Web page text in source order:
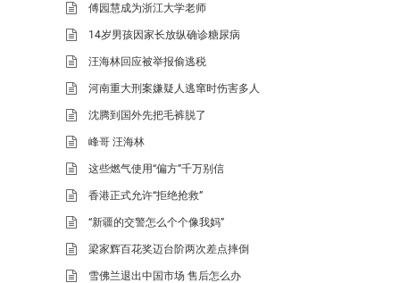
傅园慧成为浙江大学老师
14岁男孩因家长放纵确诊糖尿病
汪海林回应被举报偷逃税
河南重大刑案嫌疑人逃窜时伤害多人
沈腾到国外先把毛裤脱了
峰哥 汪海林
这些燃气使用“偏方”千万别信
香港正式允许“拒绝抢救”
“新疆的交警怎么个个像我妈”
梁家辉百花奖迈台阶两次差点摔倒
雪佛兰退出中国市场 售后怎么办